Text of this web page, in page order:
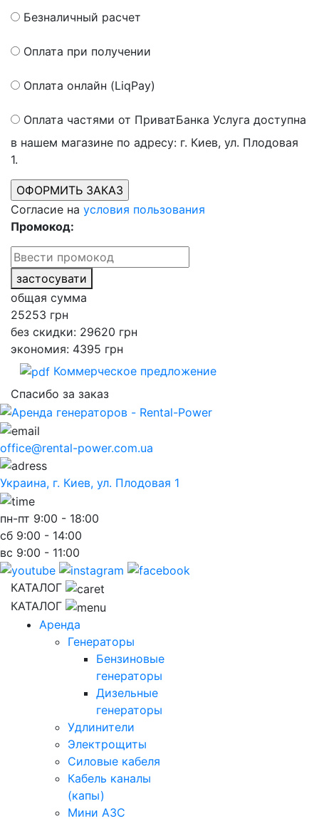
Безналичный расчет
Оплата при получении
Оплата онлайн (LiqPay)
Оплата частями от ПриватБанка Услуга доступна
в нашем магазине по адресу: г. Киев, ул. Плодовая
1.
Согласие на условия пользования
Промокод:
застосувати
общая сумма
25253 грн
без скидки: 29620 грн
экономия: 4395 грн
Коммерческое предложение
Спасибо за заказ
office@rental-power.com.ua
Украина, г. Киев, ул. Плодовая 1
пн-пт 9:00 - 18:00
сб 9:00 - 14:00
вс 9:00 - 11:00
КАТАЛОГ
КАТАЛОГ
Аренда
Генераторы
Бензиновые
генераторы
Дизельные
генераторы
Удлинители
Электрощиты
Силовые кабеля
Кабель каналы
(капы)
Мини АЗС